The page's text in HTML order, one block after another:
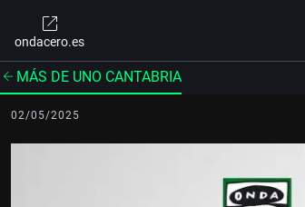
ondacero.es
MÁS DE UNO CANTABRIA
02/05/2025